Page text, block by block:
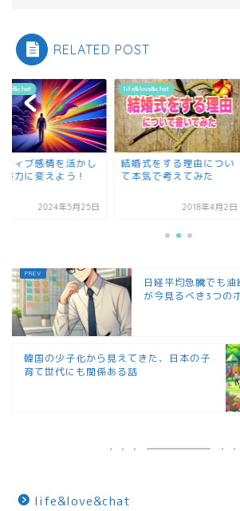
RELATED POST
式をする理由につい
気で考えてみた
2018年4月2日
life&love&chat
秋にオススメ、旬なモノ
5選
2024年9月8日
日経平均急騰でも
が今見るべき3つの
韓国の少子化から見えてきた、日本の子
育て世代にも関係ある話
life&love&chat